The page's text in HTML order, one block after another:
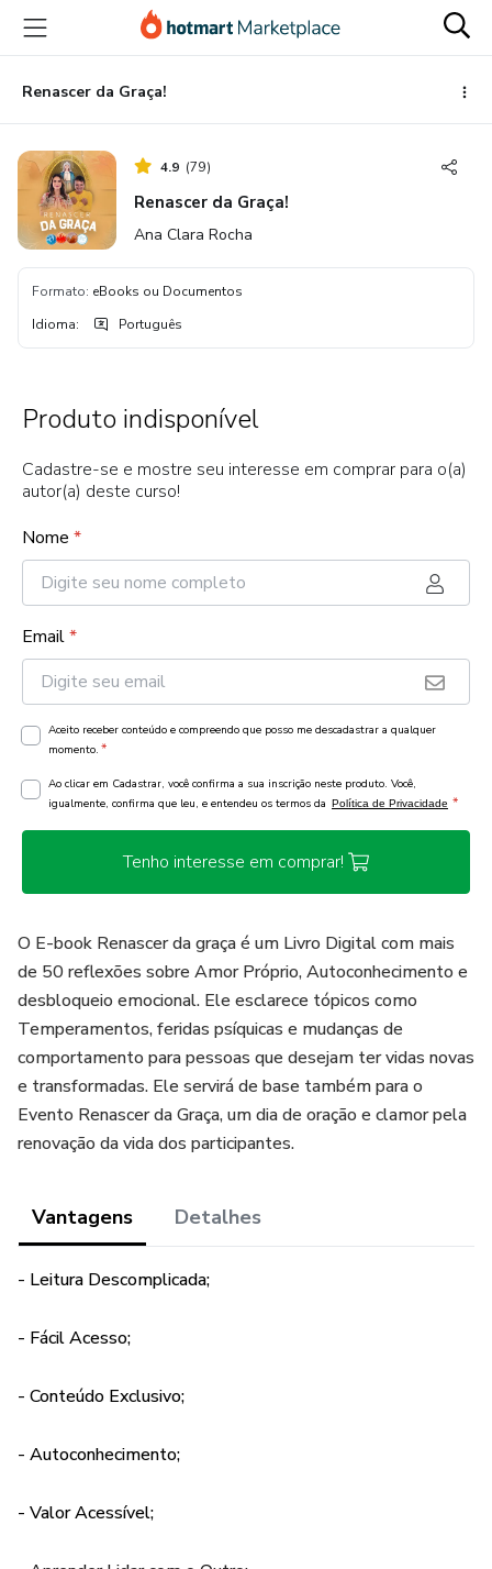
para
conteúdo
principal
para
pagamento
para
rodapéRenascer da Graça!
4.9 (79)
Renascer da Graça!
Ana Clara Rocha
Formato: eBooks ou Documentos
Idioma: Português
Produto indisponível
Cadastre-se e mostre seu interesse em comprar para o(a)
autor(a) deste curso!
Nome *
Email*
Aceito receber conteúdo e compreendo que posso me descadastrar a qualquer
momento. *
Ao clicar em Cadastrar, você confirma a sua inscrição neste produto. Você,
igualmente, confirma que leu, e entendeu os termos da Política de Privacidade *
Tenho interesse em comprar!
O E-book Renascer da graça é um Livro Digital com mais
de 50 reflexões sobre Amor Próprio, Autoconhecimento e
desbloqueio emocional. Ele esclarece tópicos como
Temperamentos, feridas psíquicas e mudanças de
comportamento para pessoas que desejam ter vidas novas
e transformadas. Ele servirá de base também para o
Evento Renascer da Graça, um dia de oração e clamor pela
renovação da vida dos participantes.
Vantagens Detalhes
- Leitura Descomplicada;
- Fácil Acesso;
- Conteúdo Exclusivo;
- Autoconhecimento;
- Valor Acessível;